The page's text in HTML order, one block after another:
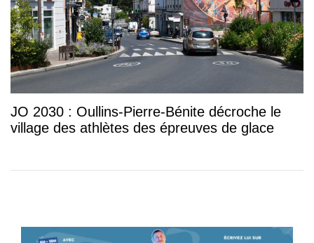
JO 2030 : Oullins-Pierre-Bénite décroche le
village des athlètes des épreuves de glace